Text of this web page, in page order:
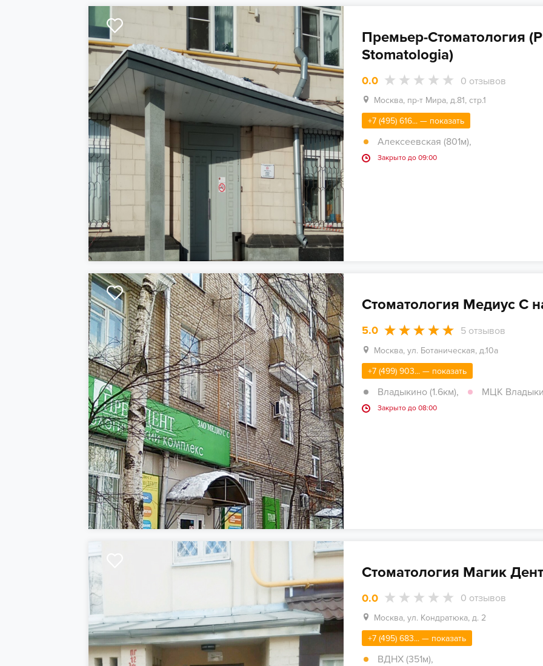
Премьер-Стоматология
Stomatologia)
0.0 0 отзывов
Москва, пр-т Мира, д.81, стр.1
+7 (495) 616... — показать
Алексеевская (801м),
Закрыто до 09:00
Стоматология Медиус С
5.0 5отзывов
Москва, ул. Ботаническая, д.10а
+7 (499) 903... — показать
Владыкино (1.6км), МЦК
Закрыто до 08:00
Стоматология Магик Дент
0.0 0 отзывов
Москва, ул. Кондратюка, д. 2
+7 (495) 683... — показать
ВДНХ (351м),